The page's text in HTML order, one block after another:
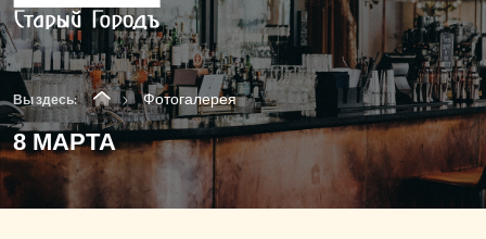
Вы здесь: Фотогалерея
8 МАРТА